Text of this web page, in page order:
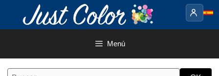
contenido
Menú